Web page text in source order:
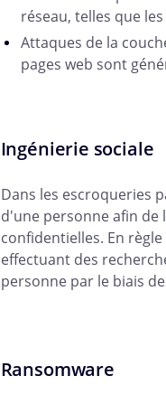
réseau, telles que
Attaques de la
pages web sont
Ingénierie sociale
Dans les escroqueries
d'une personne afin
confidentielles. En
effectuant des
personne par le biais
Ransomware